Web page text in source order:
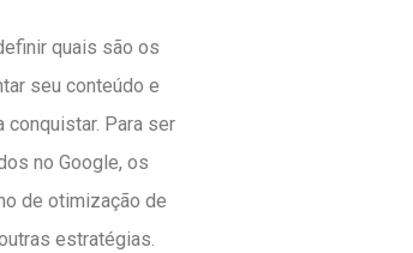
quais são os
seu conteúdo e
Para ser
no Google, os
de otimização de
estratégias.